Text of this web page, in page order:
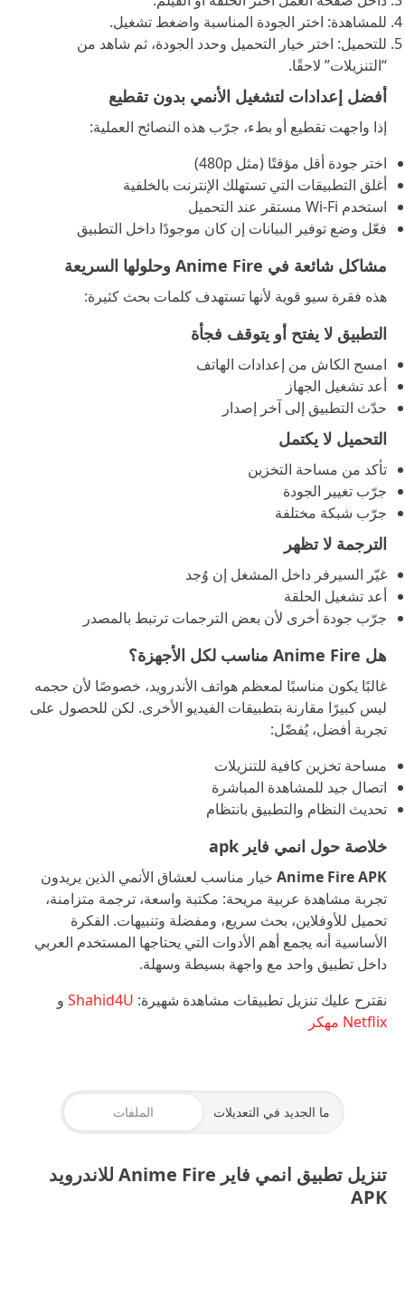
للمشاهدة: اختر الجودة المناسبة واضغط تشغيل.
للتحميل: اختر خيار التحميل وحدد الجودة، ثم شاهد من
“التنزيلات” لاحقًا.
أفضل إعدادات لتشغيل الأنمي بدون تقطيع
إذا واجهت تقطيع أو بطء، جرّب هذه النصائح العملية:
اختر جودة أقل مؤقتًا (مثل 480p)
أغلق التطبيقات التي تستهلك الإنترنت بالخلفية
استخدم Wi-Fi مستقر عند التحميل
فعّل وضع توفير البيانات إن كان موجودًا داخل التطبيق
مشاكل شائعة في Anime Fire وحلولها السريعة
هذه فقرة سيو قوية لأنها تستهدف كلمات بحث كثيرة:
التطبيق لا يفتح أو يتوقف فجأة
امسح الكاش من إعدادات الهاتف
أعد تشغيل الجهاز
حدّث التطبيق إلى آخر إصدار
التحميل لا يكتمل
تأكد من مساحة التخزين
جرّب تغيير الجودة
جرّب شبكة مختلفة
الترجمة لا تظهر
غيّر السيرفر داخل المشغل إن وُجد
أعد تشغيل الحلقة
جرّب جودة أخرى لأن بعض الترجمات ترتبط بالمصدر
هل Anime Fire مناسب لكل الأجهزة؟
غالبًا يكون مناسبًا لمعظم هواتف الأندرويد، خصوصًا لأن حجمه
ليس كبيرًا مقارنة بتطبيقات الفيديو الأخرى. لكن للحصول على
تجربة أفضل، يُفضّل:
مساحة تخزين كافية للتنزيلات
اتصال جيد للمشاهدة المباشرة
تحديث النظام والتطبيق بانتظام
خلاصة حول انمي فاير apk
Anime Fire APK خيار مناسب لعشاق الأنمي الذين يريدون
تجربة مشاهدة عربية مريحة: مكتبة واسعة، ترجمة متزامنة،
تحميل للأوفلاين، بحث سريع، ومفضلة وتنبيهات. الفكرة
الأساسية أنه يجمع أهم الأدوات التي يحتاجها المستخدم العربي
داخل تطبيق واحد مع واجهة بسيطة وسهلة.
نقترح عليك تنزيل تطبيقات مشاهدة شهيرة: Shahid4U و
Netflix مهكر
ما الجديد في التعديلات الملفات
تنزيل تطبيق انمي فاير Anime Fire للاندرويد
APK